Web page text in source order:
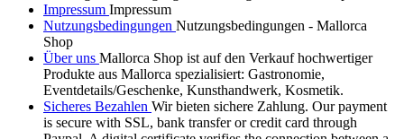
Impressum Impressum
Nutzungsbedingungen Nutzungsbedingungen - Mallorca
Shop
Über uns Mallorca Shop ist auf den Verkauf hochwertiger
Produkte aus Mallorca spezialisiert: Gastronomie,
Eventdetails/Geschenke, Kunsthandwerk, Kosmetik.
Sicheres Bezahlen Wir bieten sichere Zahlung. Our payment
is secure with SSL, bank transfer or credit card through